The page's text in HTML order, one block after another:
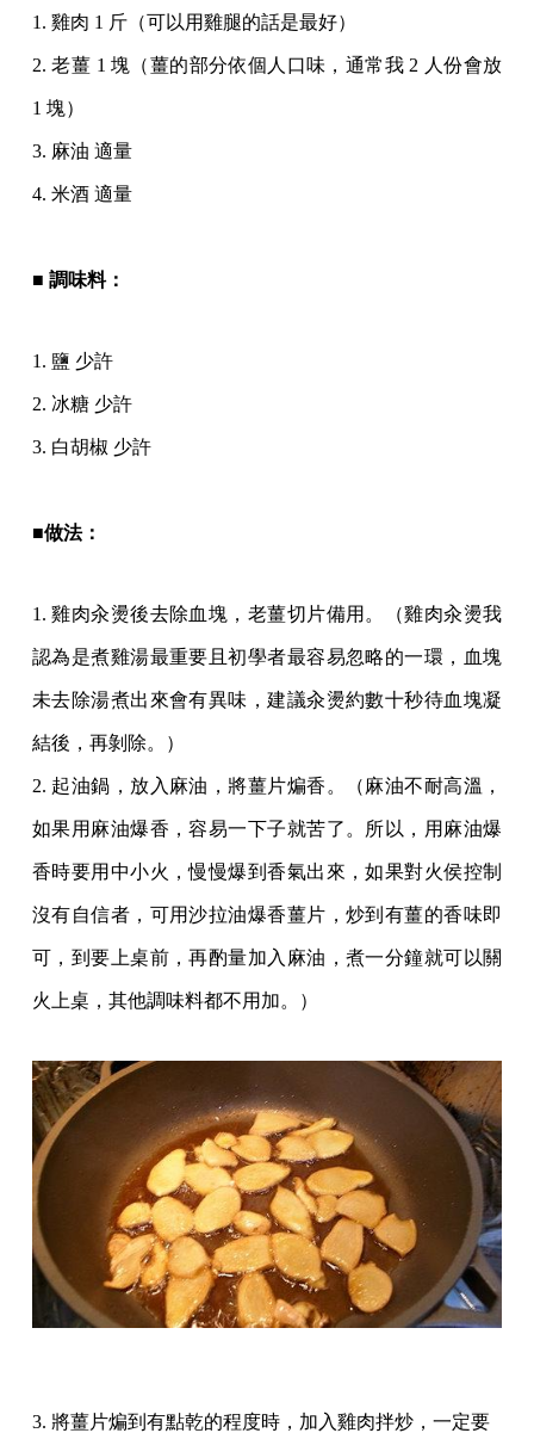
1. 雞肉 1 斤（可以用雞腿的話是最好）
2. 老薑 1 塊（薑的部分依個人口味，通常我 2 人份會放
1 塊）
3. 麻油 適量
4. 米酒 適量
■ 調味料：
1. 鹽 少許
2. 冰糖 少許
3. 白胡椒 少許
■做法：
1. 雞肉汆燙後去除血塊，老薑切片備用。（雞肉汆燙我
認為是煮雞湯最重要且初學者最容易忽略的一環，血塊
未去除湯煮出來會有異味，建議汆燙約數十秒待血塊凝
結後，再剝除。）
2. 起油鍋，放入麻油，將薑片煸香。（麻油不耐高溫，
如果用麻油爆香，容易一下子就苦了。所以，用麻油爆
香時要用中小火，慢慢爆到香氣出來，如果對火侯控制
沒有自信者，可用沙拉油爆香薑片，炒到有薑的香味即
可，到要上桌前，再酌量加入麻油，煮一分鐘就可以關
火上桌，其他調味料都不用加。）
3. 將薑片煸到有點乾的程度時，加入雞肉拌炒，一定要